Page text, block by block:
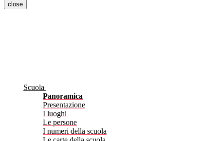
close
Scuola
Panoramica
Presentazione
I luoghi
Le persone
I numeri della scuola